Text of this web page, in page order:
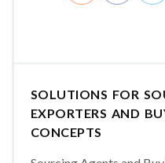
SOLUTIONS FOR
EXPORTERS AND
CONCEPTS